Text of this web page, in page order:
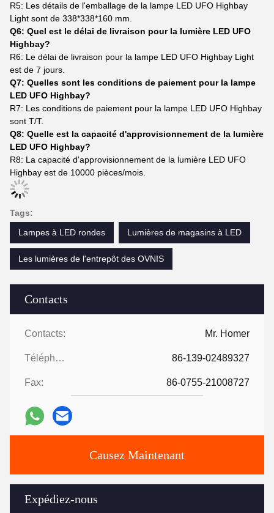
Contacts
Contacts: Mr. Homer
Téléphone: 86-139-02489327
Fax: 86-0755-21008727
Causez Maintenant
Expédiez-nous
R5: Les détails de l'emballage de la lampe LED UFO Highbay
Light sont de 338*338*160 mm.
Q6: Quel est le délai de livraison pour la lumière LED UFO
Highbay?
R6: Le délai de livraison pour la lampe LED UFO Highbay Light
est de 7 jours.
Q7: Quelles sont les conditions de paiement pour la lampe
LED UFO Highbay?
R7: Les conditions de paiement pour la lampe LED UFO Highbay
sont T/T.
Q8: Quelle est la capacité d'approvisionnement de la lumière
LED UFO Highbay?
R8: La capacité d'approvisionnement de la lumière LED UFO
Highbay est de 10000 pièces/mois.
Tags:
Lampes à LED rondes
Lumières de magasins à LED
Les lumières de l'entrepôt des OVNIS